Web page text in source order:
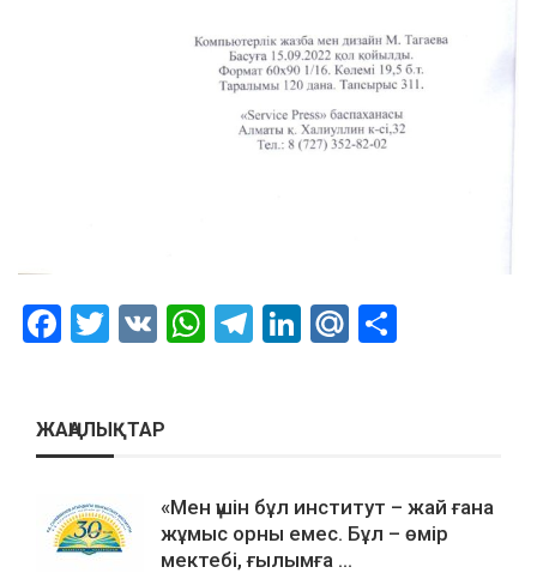
Facebook
Twitter
VK WhatsApp
Telegram
LinkedIn
Mail.Ru
ЖАҢАЛЫҚТАР
«Мен үшін бұл институт – жай ғана
жұмыс орны емес. Бұл – өмір
мектебі, ғылымға ...